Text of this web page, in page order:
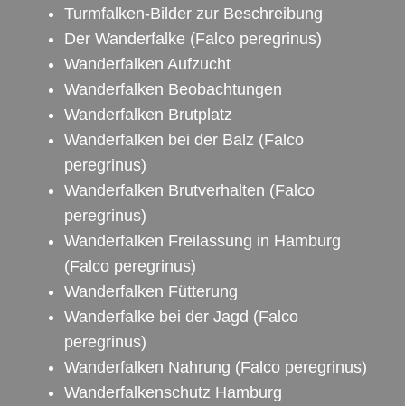
Turmfalken-Bilder zur Beschreibung
Der Wanderfalke (Falco peregrinus)
Wanderfalken Aufzucht
Wanderfalken Beobachtungen
Wanderfalken Brutplatz
Wanderfalken bei der Balz (Falco
peregrinus)
Wanderfalken Brutverhalten (Falco
peregrinus)
Wanderfalken Freilassung in Hamburg
(Falco peregrinus)
Wanderfalken Fütterung
Wanderfalke bei der Jagd (Falco
peregrinus)
Wanderfalken Nahrung (Falco peregrinus)
Wanderfalkenschutz Hamburg